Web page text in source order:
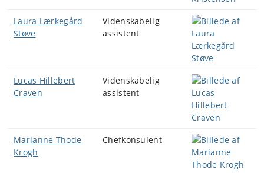
Laura Lærkegård
Støve
Videnskabelig
assistent
Lucas Hillebert
Craven
Videnskabelig
assistent
Marianne Thode
Krogh
Chefkonsulent